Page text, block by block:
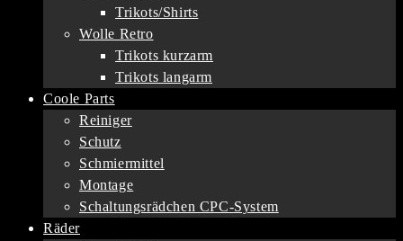
Trikots/Shirts
Wolle Retro
Trikots kurzarm
Trikots langarm
Coole Parts
Reiniger
Schutz
Schmiermittel
Montage
Schaltungsrädchen CPC-System
Räder